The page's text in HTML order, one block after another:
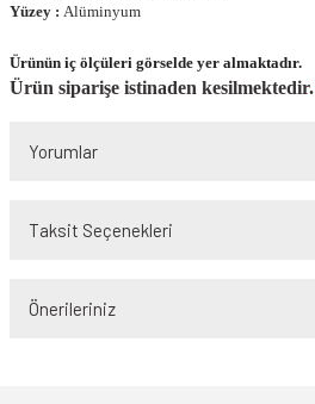
Yüzey : Alüminyum
Ürünün iç ölçüleri görselde yer almaktadır.
Ürün siparişe istinaden kesilmektedir.
Yorumlar
Taksit Seçenekleri
Önerileriniz